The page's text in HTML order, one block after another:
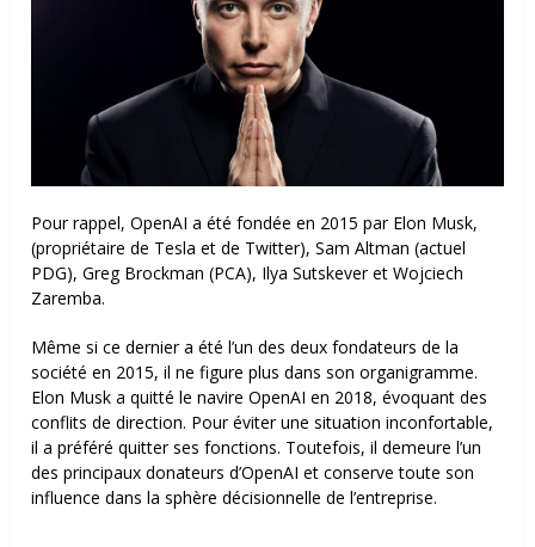
Pour rappel, OpenAI a été fondée en 2015 par Elon Musk,
(propriétaire de Tesla et de Twitter), Sam Altman (actuel
PDG), Greg Brockman (PCA), Ilya Sutskever et Wojciech
Zaremba.
Même si ce dernier a été l’un des deux fondateurs de la
société en 2015, il ne figure plus dans son organigramme.
Elon Musk a quitté le navire OpenAI en 2018, évoquant des
conflits de direction. Pour éviter une situation inconfortable,
il a préféré quitter ses fonctions. Toutefois, il demeure l’un
des principaux donateurs d’OpenAI et conserve toute son
influence dans la sphère décisionnelle de l’entreprise.